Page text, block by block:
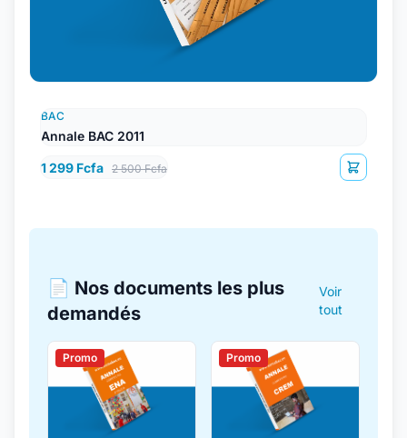
BAC
Annale BAC 2011
1 299 Fcfa 2 500 Fcfa
📄 Nos documents les plus
demandés
Voir
tout
Promo Promo